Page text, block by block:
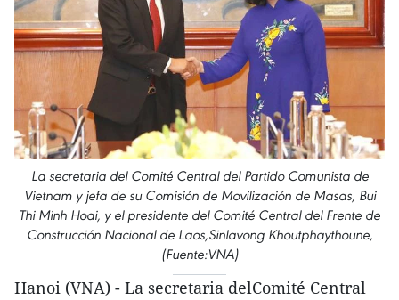
La secretaria del Comité Central del Partido Comunista de
Vietnam y jefa de su Comisión de Movilización de Masas, Bui
Thi Minh Hoai, y el presidente del Comité Central del Frente de
Construcción Nacional de Laos,Sinlavong Khoutphaythoune,
(Fuente:VNA)
Hanoi (VNA) - La secretaria delComité Central